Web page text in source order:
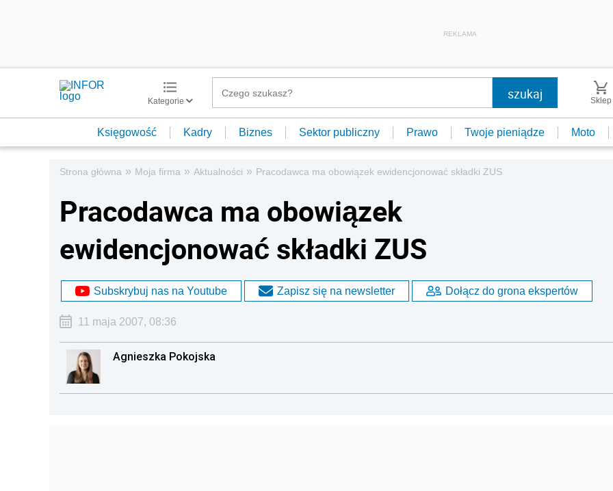
REKLAMA
Kategorie Sklep
Księgowość Kadry Biznes Sektor publiczny Prawo Twoje pieniądze Moto
Strona główna » Moja firma » Aktualności » Pracodawca ma obowiązek ewidencjonować składki ZUS
Pracodawca ma obowiązek
ewidencjonować składki ZUS
Subskrybuj nas na Youtube Zapisz się na newsletter Dołącz do grona ekspertów
11 maja 2007, 08:36
Agnieszka Pokojska